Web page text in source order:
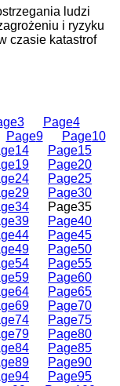
ludzi
i ryzyku
czasie katastrof
3 Page4
Page9 Page10
14 Page15
19 Page20
24 Page25
29 Page30
34 Page35
39 Page40
44 Page45
49 Page50
54 Page55
59 Page60
64 Page65
69 Page70
74 Page75
79 Page80
84 Page85
89 Page90
94 Page95